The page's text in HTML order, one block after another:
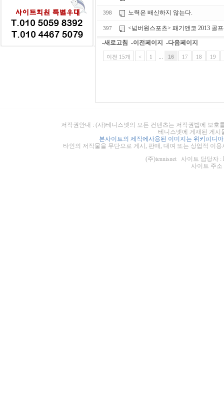
398 노력은 배신하지 않는다.
397 <넘버원스포츠> 패기앤코 2013 골
-새로고침 -이전페이지 -다음페이지
이전 15개 < 1 16 17 18 19
저작권안내 : (사)테니스넷의 모든 컨텐츠는 저작권법에 보
테니스넷에 게재된 게시
본사이트의 제작에사용된 이미지는 위키피디
타인의 저작물을 무단으로 게시, 판매, 대여 또는 상업적 이
(주)tennisnet 사이트 담당자 :
사이트 주